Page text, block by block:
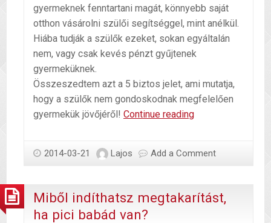
gyermeknek fenntartani magát, könnyebb saját
otthon vásárolni szülői segítséggel, mint anélkül.
Hiába tudják a szülők ezeket, sokan egyáltalán
nem, vagy csak kevés pénzt gyűjtenek
gyermeküknek.
Összeszedtem azt a 5 biztos jelet, ami mutatja,
hogy a szülők nem gondoskodnak megfelelően
gyermekük jövőjéről! Continue readingGyermek
2014-03-21 Lajos Add a Comment
Miből indíthatsz megtakarítást,
ha pici babád van?